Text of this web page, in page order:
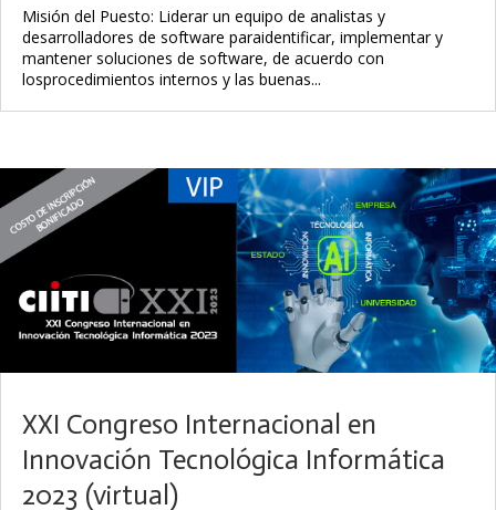
Misión del Puesto: Liderar un equipo de analistas y
desarrolladores de software paraidentificar, implementar y
mantener soluciones de software, de acuerdo con
losprocedimientos internos y las buenas...
XXI Congreso Internacional en
Innovación Tecnológica Informática
2023 (virtual)